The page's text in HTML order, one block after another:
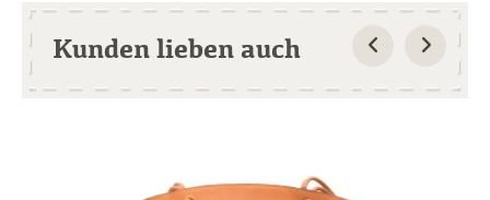
Kunden lieben auch